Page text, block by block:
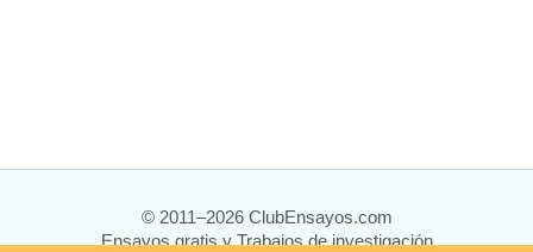
© 2011–2026 ClubEnsayos.com
Ensayos gratis y Trabajos de investigación